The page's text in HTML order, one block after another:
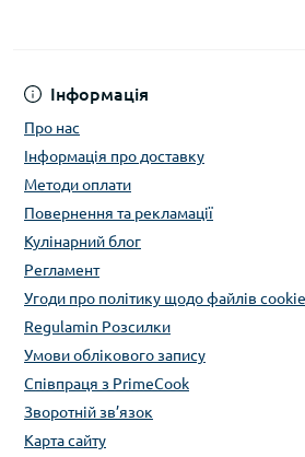
Інформація
Про нас
Інформація про доставку
Методи оплати
Повернення та рекламації
Кулінарний блог
Регламент
Угоди про політику щодо файлів cookie
Regulamin Розсилки
Умови облікового запису
Співпраця з PrimeCook
Зворотній зв’язок
Карта сайту